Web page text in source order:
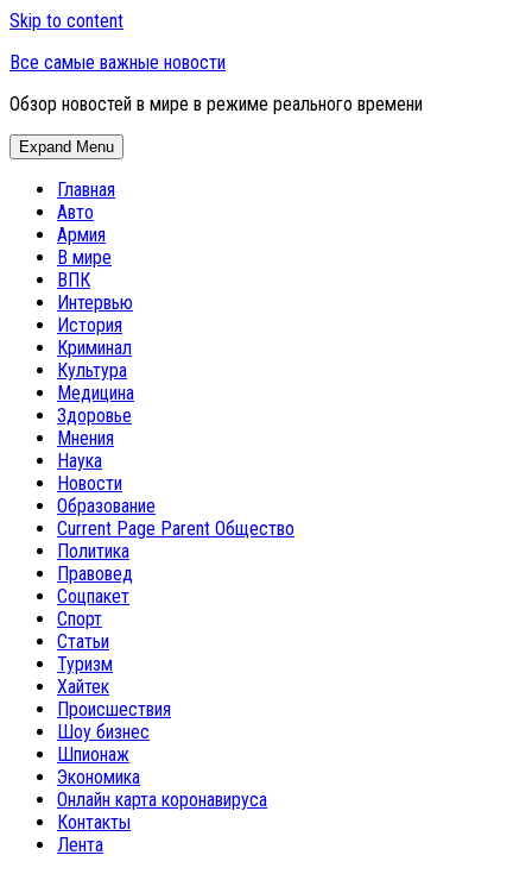
Skip to content
Все самые важные новости
Обзор новостей в мире в режиме реального времени
Expand Menu
Главная
Авто
Армия
В мире
ВПК
Интервью
История
Криминал
Культура
Медицина
Здоровье
Мнения
Наука
Новости
Образование
Current Page Parent Общество
Политика
Правовед
Соцпакет
Спорт
Статьи
Туризм
Хайтек
Происшествия
Шоу бизнес
Шпионаж
Экономика
Онлайн карта коронавируса
Контакты
Лента